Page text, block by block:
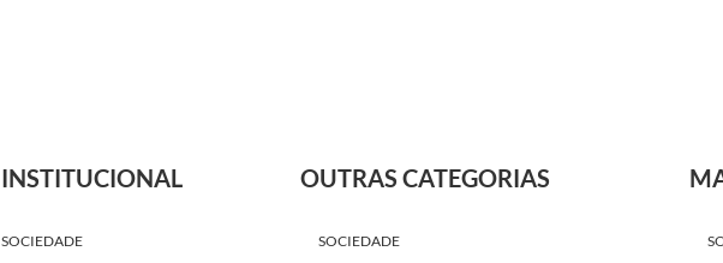
INSTITUCIONAL
SOCIEDADE
OUTRAS CATEGORIAS
SOCIEDADE